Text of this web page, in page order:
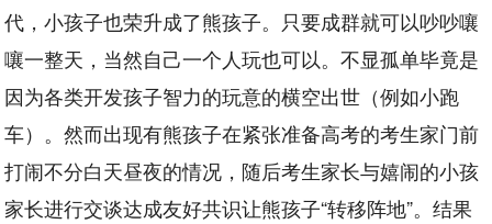
代，小孩子也荣升成了熊孩子。只要成群就可以吵吵嚷
嚷一整天，当然自己一个人玩也可以。不显孤单毕竟是
因为各类开发孩子智力的玩意的横空出世（例如小跑
车）。然而出现有熊孩子在紧张准备高考的考生家门前
打闹不分白天昼夜的情况，随后考生家长与嬉闹的小孩
家长进行交谈达成友好共识让熊孩子“转移阵地”。结果